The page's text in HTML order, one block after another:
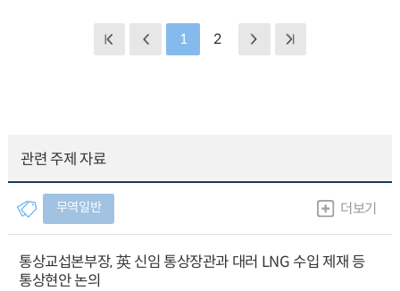
1 2
관련 주제 자료
무역일반 더보기
통상교섭본부장, 英 신임 통상장관과 대러 LNG 수입 제재 등
통상현안 논의